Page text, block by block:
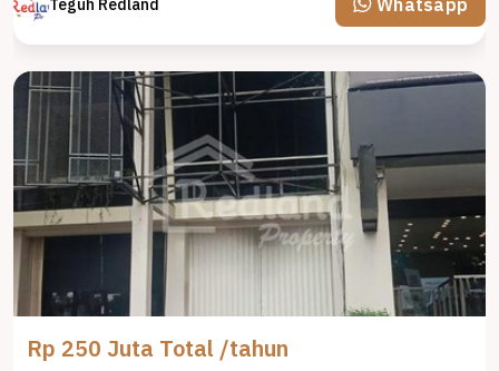
Teguh Redland
Rp 250 Juta Total /tahun